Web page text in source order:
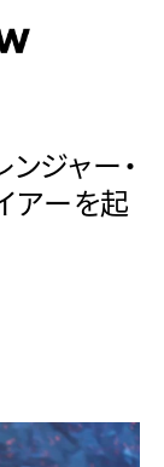
ジャー・
アーを起